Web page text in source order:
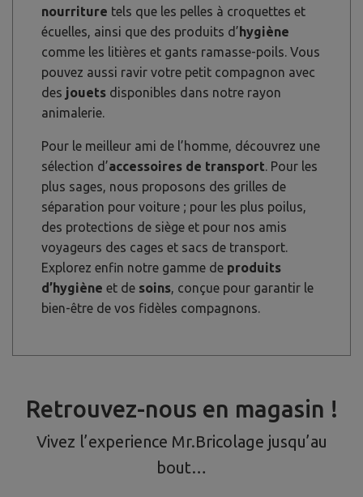
nourriture tels que les pelles à croquettes et
écuelles, ainsi que des produits d’hygiène
comme les litières et gants ramasse-poils. Vous
pouvez aussi ravir votre petit compagnon avec
des jouets disponibles dans notre rayon
animalerie.
Pour le meilleur ami de l’homme, découvrez une
sélection d’accessoires de transport. Pour les
plus sages, nous proposons des grilles de
séparation pour voiture ; pour les plus poilus,
des protections de siège et pour nos amis
voyageurs des cages et sacs de transport.
Explorez enfin notre gamme de produits
d’hygiène et de soins, conçue pour garantir le
bien-être de vos fidèles compagnons.
Retrouvez-nous en magasin !
Vivez l’experience Mr.Bricolage jusqu’au
bout…